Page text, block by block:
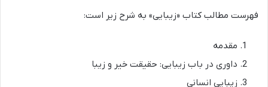
فهرست مطالب کتاب «زیبایی» به شرح زیر است:
مقدمه
داوری در باب زیبایی: حقیقت خیر و زیبا
زیبایی انسانی